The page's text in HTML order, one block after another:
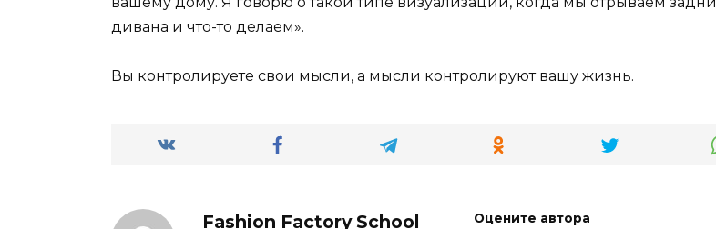
дивана и что-то делаем».
Вы контролируете свои мысли, а мысли контролируют вашу жизнь.
Fashion Factory School Оцените автора